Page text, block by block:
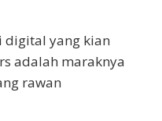
digital yang kian
adalah maraknya
rawan